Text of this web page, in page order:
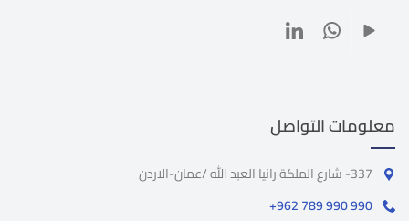
معلومات التواصل
337- شارع الملكة رانيا العبد الله /عمان-الاردن
+962 789 990 990